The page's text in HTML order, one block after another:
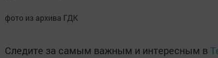
фото из архива ГДК
Следите за самым важным и интересным в